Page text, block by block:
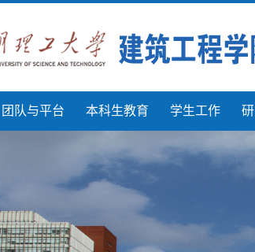
团队与平台 本科生教育 学生工作